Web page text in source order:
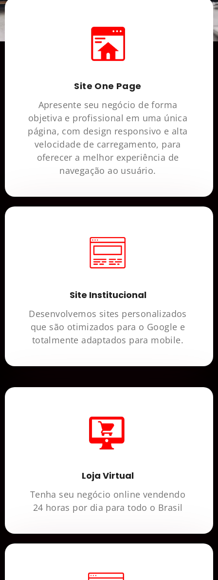
Site One Page
Apresente seu negócio de forma
objetiva e profissional em uma única
página, com design responsivo e alta
velocidade de carregamento, para
oferecer a melhor experiência de
navegação ao usuário.
Site Institucional
Desenvolvemos sites personalizados
que são otimizados para o Google e
totalmente adaptados para mobile.
Loja Virtual
Tenha seu negócio online vendendo
24 horas por dia para todo o Brasil